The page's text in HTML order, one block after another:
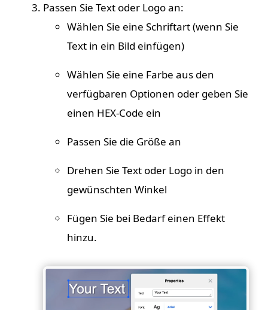
Passen Sie Text oder Logo an:
Wählen Sie eine Schriftart (wenn Sie
Text in ein Bild einfügen)
Wählen Sie eine Farbe aus den
verfügbaren Optionen oder geben Sie
einen HEX-Code ein
Passen Sie die Größe an
Drehen Sie Text oder Logo in den
gewünschten Winkel
Fügen Sie bei Bedarf einen Effekt
hinzu.